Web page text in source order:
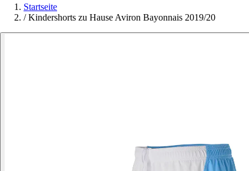
Startseite
/ Kindershorts zu Hause Aviron Bayonnais 2019/20